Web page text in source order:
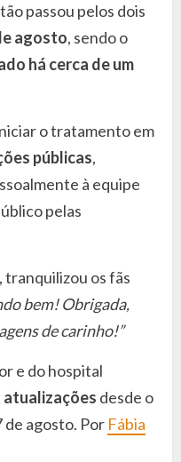
passou pelos dois
agosto, sendo o
há cerca de um
o tratamento em
públicas,
à equipe
pelas
, tranquilizou os fãs
bem! Obrigada,
de carinho!”
e do hospital
atualizações desde o
agosto. Por Fábia